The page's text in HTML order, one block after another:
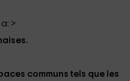
>
communs tels que les